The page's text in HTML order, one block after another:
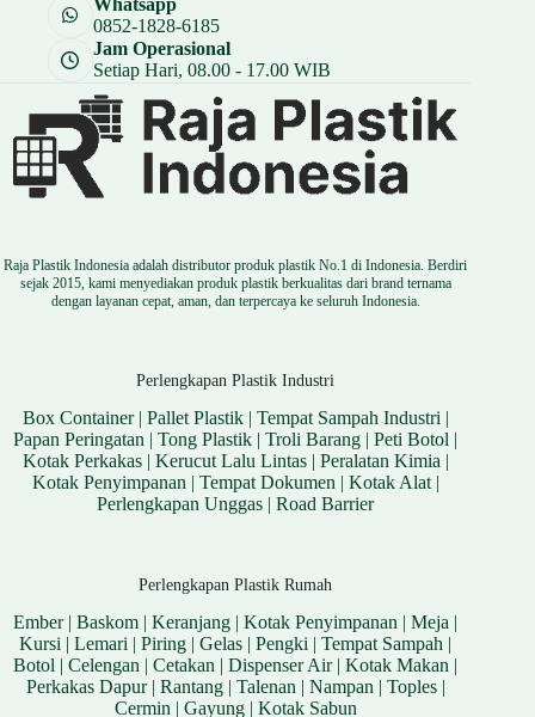
0852-1828-6185
Jam Operasional
Setiap Hari, 08.00 - 17.00 WIB
Raja Plastik Indonesia adalah distributor produk plastik No.1 di Indonesia. Berdiri
sejak 2015, kami menyediakan produk plastik berkualitas dari brand ternama
dengan layanan cepat, aman, dan terpercaya ke seluruh Indonesia.
Perlengkapan Plastik Industri
Box Container| Pallet Plastik| Tempat Sampah Industri |
Papan Peringatan |Tong Plastik |Troli Barang |Peti Botol |
Kotak Perkakas| Kerucut Lalu Lintas| Peralatan Kimia |
Kotak Penyimpanan | Tempat Dokumen | Kotak Alat|
Perlengkapan Unggas |Road Barrier
Perlengkapan Plastik Rumah
Ember|Baskom |Keranjang |Kotak Penyimpanan |Meja |
Kursi |Lemari |Piring |Gelas |Pengki |Tempat Sampah |
Botol |Celengan |Cetakan |Dispenser Air|Kotak Makan |
Perkakas Dapur| Rantang| Talenan | Nampan | Toples|
Cermin | Gayung| Kotak Sabun